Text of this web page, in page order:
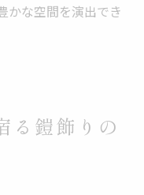
かな空間を演出でき
る鎧飾りの